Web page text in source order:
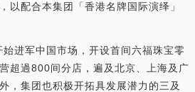
以配合本集团「香港名牌国际演绎」
进军中国市场，开设首间六福珠宝零
超過800间分店，遍及北京、上海及广
，集团也积极开拓具发展潜力的三及